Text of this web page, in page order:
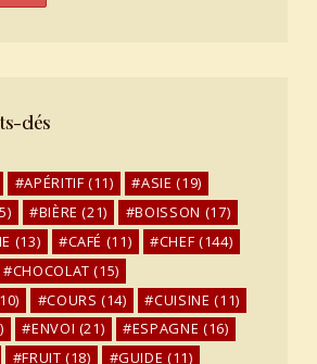
clés
APÉRITIF (11) ASIE (19)
BIÈRE (21) BOISSON (17)
(13) CAFÉ (11) CHEF (144)
CHOCOLAT (15)
COURS (14) CUISINE (11)
ENVOI (21) ESPAGNE (16)
FRUIT (18) GUIDE (11)